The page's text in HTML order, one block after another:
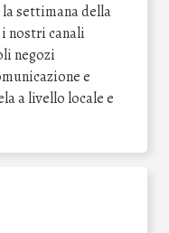
settimana della
nostri canali
negozi
e
a livello locale e